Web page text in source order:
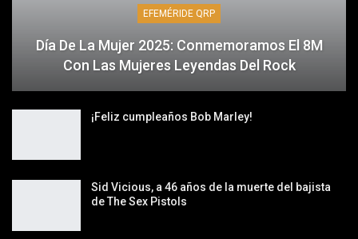
EFEMÉRIDE QRP
Día De La Mujer 2025: Conmemoramos El 8M
Con Las Mujeres Leyendas Del Rock
¡Feliz cumpleaños Bob Marley!
Sid Vicious, a 46 años de la muerte del bajista
de The Sex Pistols